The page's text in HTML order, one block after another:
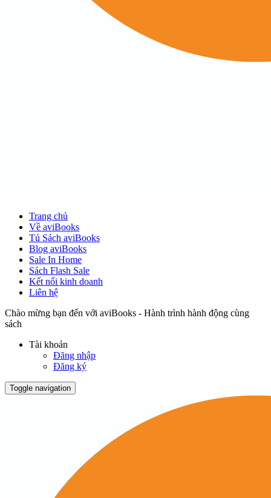
Trang chủ
Về aviBooks
Tủ Sách aviBooks
Blog aviBooks
Sale In Home
Sách Flash Sale
Kết nối kinh doanh
Liên hệ
Chào mừng bạn đến với aviBooks - Hành trình hành động cùng
sách
Tài khoản
Đăng nhập
Đăng ký
Toggle navigation